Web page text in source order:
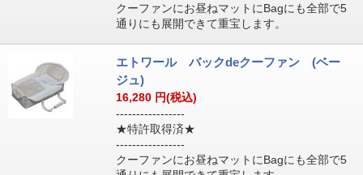
クーファンにお昼ねマットにBagにも全部で5
通りにも展開できて重宝します。
エトワール バックdeクーファン (ベー
ジュ)
16,280 円(税込)
-----------------
★特許取得済★
-----------------
クーファンにお昼ねマットにBagにも全部で5